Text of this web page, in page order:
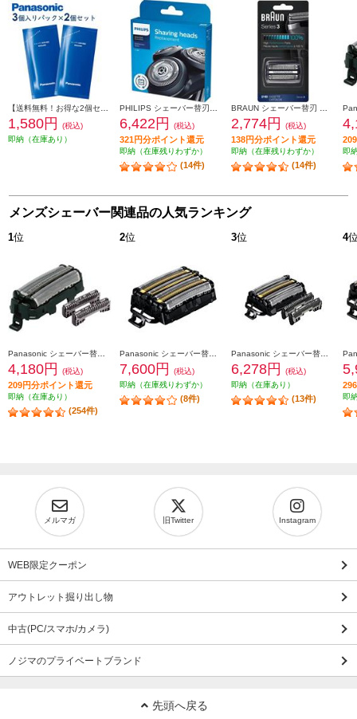
1,580円
(税込)
即納（在庫あり）
6,422円 (税込)
321円分ポイント還元
即納（在庫残りわずか）
(14件)
2,774円 (税込)
138円分ポイント還元
即納（在庫残りわずか）
(14件)
即
メンズシェーバー関連品の人気ランキング
1位
4,180円 (税込)
209円分ポイント還元
即納（在庫あり）
(254件)
2位
7,600円
(税込)
即納（在庫残りわずか）
(8件)
3位
6,278円
(税込)
即納（在庫あり）
(13件)
4
即
メルマガ 旧Twitter Instagram
WEB限定クーポン
アウトレット掘り出し物
中古(PC/スマホ/カメラ)
ノジマのプライベートブランド
先頭へ戻る